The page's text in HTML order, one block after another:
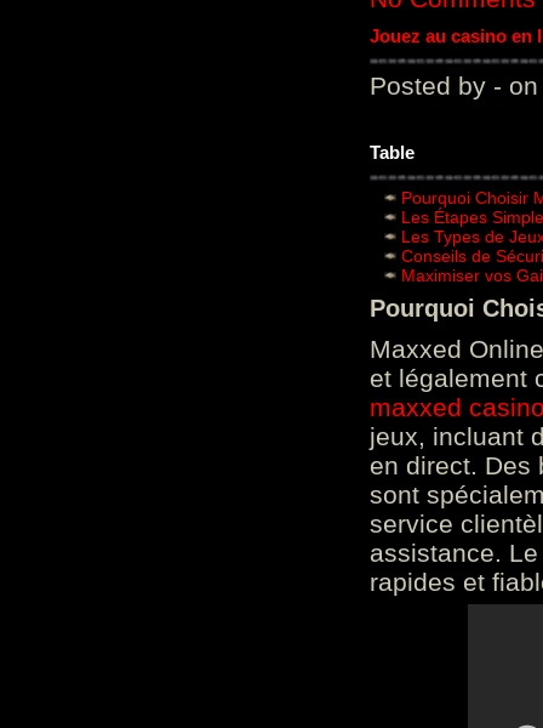
Jouez au casino en
Posted by - on
Table
Pourquoi Choisir
Les Étapes
Les Types de
Conseils de
Maximiser vos
Pourquoi
Maxxed
et légalement
maxxed
jeux, incluant
en direct. Des
sont
service
assistance.
rapides et